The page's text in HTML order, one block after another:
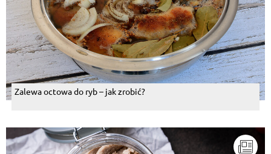
Zalewa octowa do ryb – jak zrobić?